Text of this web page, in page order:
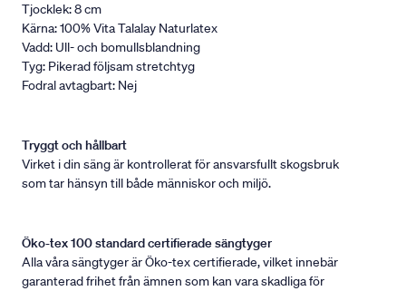
Tjocklek: 8 cm
Kärna: 100% Vita Talalay Naturlatex
Vadd: Ull- och bomullsblandning
Tyg: Pikerad följsam stretchtyg
Fodral avtagbart: Nej
Tryggt och hållbart
Virket i din säng är kontrollerat för ansvarsfullt skogsbruk
som tar hänsyn till både människor och miljö.
Öko-tex 100 standard certifierade sängtyger
Alla våra sängtyger är Öko-tex certifierade, vilket innebär
garanterad frihet från ämnen som kan vara skadliga för